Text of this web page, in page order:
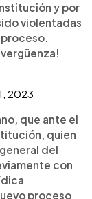
y por
violentadas
2023
que ante el
quien
del
con
proceso